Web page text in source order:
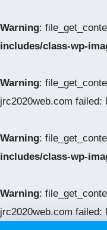
Warning:
includes/class-wp-
Warning:
jrc2020web.com
Warning:
includes/class-wp-
Warning:
jrc2020web.com